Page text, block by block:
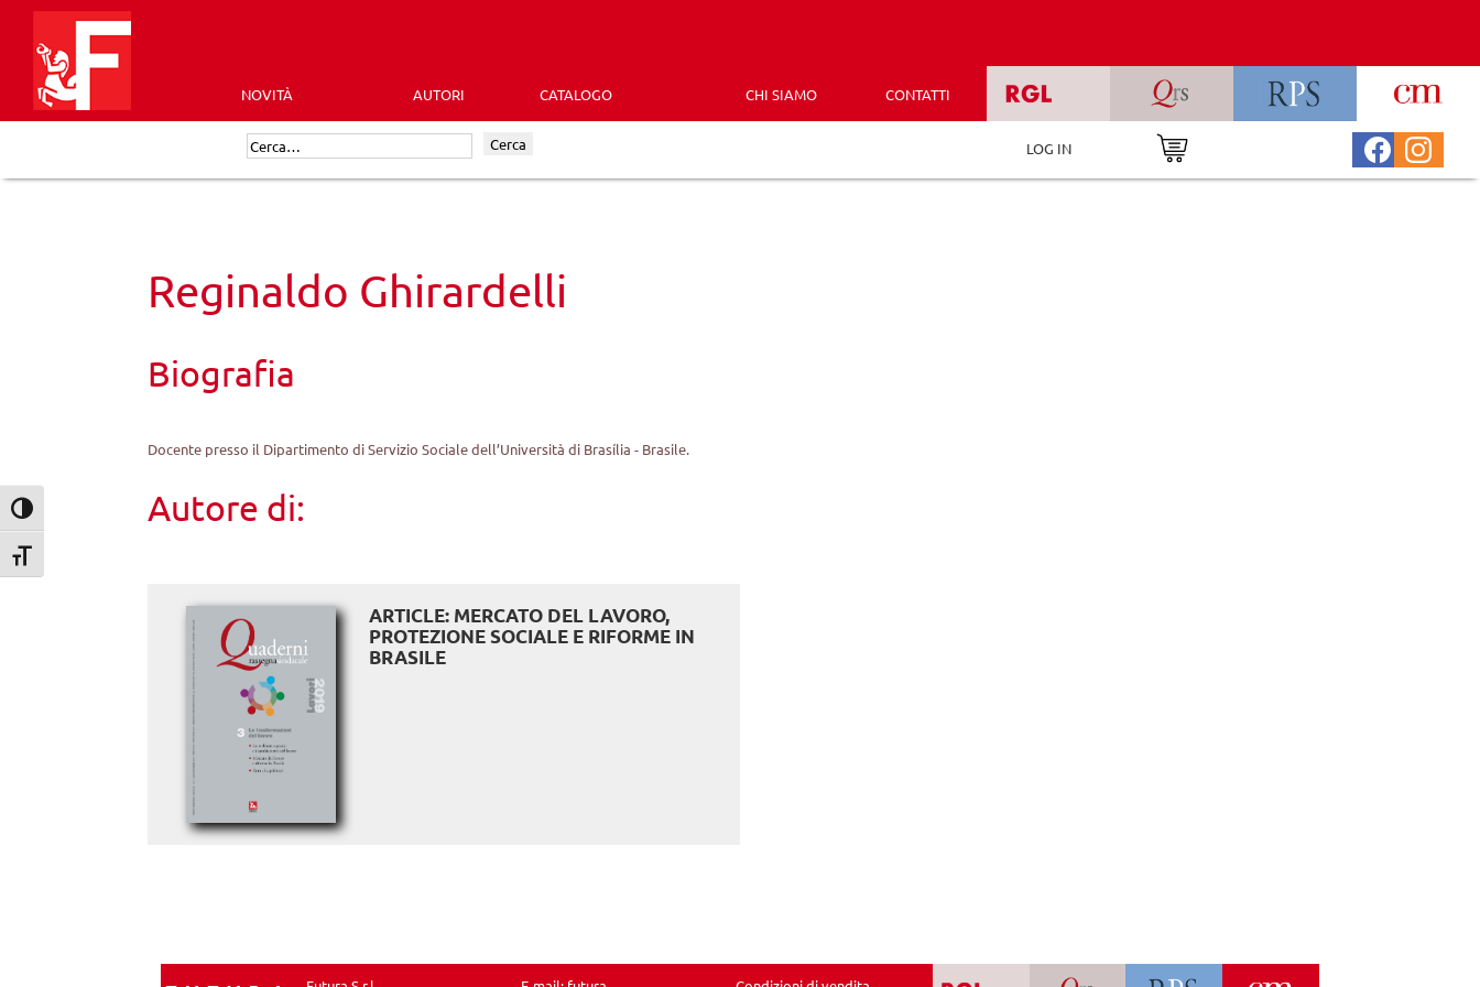
Attiva/disattiva alto contrasto
Attiva/disattiva dimensione testo
content
Futura
Editrice
NOVITÀ AUTORI CATALOGO CHI SIAMO CONTATTI
Cerca: Cerca LOG IN
Reginaldo Ghirardelli
Biografia
Docente presso il Dipartimento di Servizio Sociale dell’Università di Brasília - Brasile.
Autore di:
ARTICLE: MERCATO DEL LAVORO,
PROTEZIONE SOCIALE E RIFORME IN
BRASILE